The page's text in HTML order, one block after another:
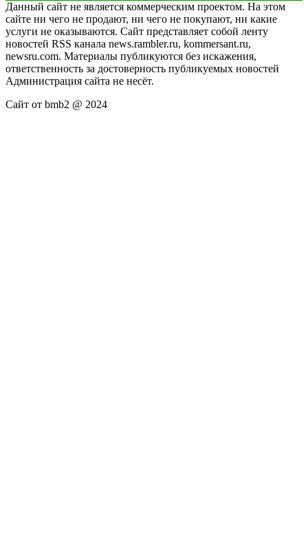
Данный сайт не является коммерческим проектом. На этом
сайте ни чего не продают, ни чего не покупают, ни какие
услуги не оказываются. Сайт представляет собой ленту
новостей RSS канала news.rambler.ru, kommersant.ru,
newsru.com. Материалы публикуются без искажения,
ответственность за достоверность публикуемых новостей
Администрация сайта не несёт.
Сайт от bmb2 @ 2024